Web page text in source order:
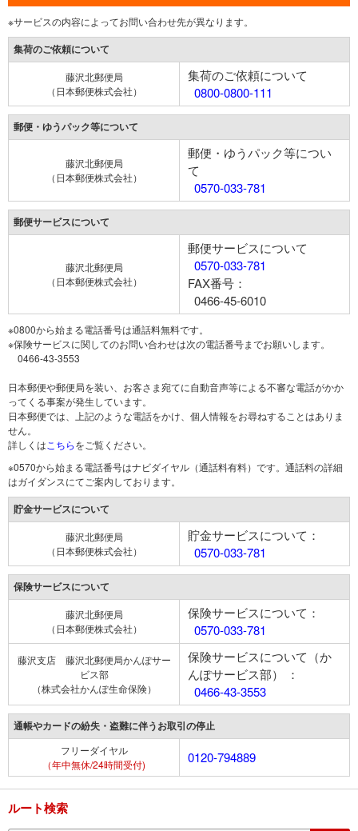
※サービスの内容によってお問い合わせ先が異なります。
集荷のご依頼について
藤沢北郵便局
（日本郵便株式会社）
集荷のご依頼について
0800-0800-111
郵便・ゆうパック等について
藤沢北郵便局
（日本郵便株式会社）
郵便・ゆうパック等につい
て
0570-033-781
郵便サービスについて
藤沢北郵便局
（日本郵便株式会社）
郵便サービスについて
0570-033-781
FAX番号：
0466-45-6010
※0800から始まる電話番号は通話料無料です。
※保険サービスに関してのお問い合わせは次の電話番号までお願いします。
0466-43-3553
日本郵便や郵便局を装い、お客さま宛てに自動音声等による不審な電話がかか
ってくる事案が発生しています。
日本郵便では、上記のような電話をかけ、個人情報をお尋ねすることはありま
せん。
詳しくは こちらをご覧ください。
※0570から始まる電話番号はナビダイヤル（通話料有料）です。通話料の詳細
はガイダンスにてご案内しております。
貯金サービスについて
藤沢北郵便局
（日本郵便株式会社）
貯金サービスについて：
0570-033-781
保険サービスについて
藤沢北郵便局
（日本郵便株式会社）
保険サービスについて：
0570-033-781
藤沢支店 藤沢北郵便局かんぽサー
ビス部
（株式会社かんぽ生命保険）
保険サービスについて（か
んぽサービス部） ：
0466-43-3553
通帳やカードの紛失・盗難に伴うお取引の停止
フリーダイヤル
（年中無休/24時間受付)
0120-794889
ルート検索